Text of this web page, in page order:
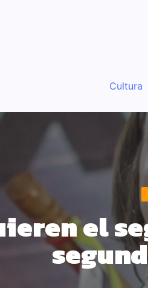
Cultura
el